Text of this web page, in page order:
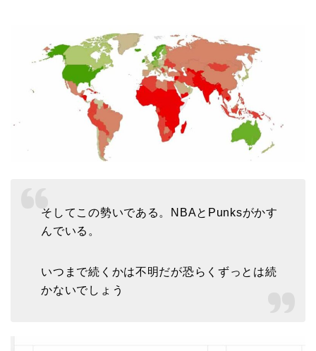
そしてこの勢いである。NBAとPunksがかす
んでいる。
いつまで続くかは不明だが恐らくずっとは続
かないでしょう